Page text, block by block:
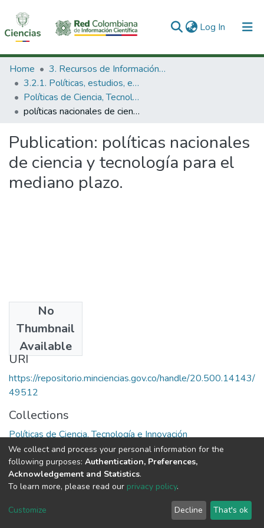
Log In (current)
Communities & Collections
All of DSpace
Statistics
Home
3. Recursos de Información Científica y Tecnológica
3.2.1. Políticas, estudios, evaluaciones e indicadores de CTeI
Políticas de Ciencia, Tecnología e Innovación
políticas nacionales de ciencia y tecnología para el mediano plazo.
Publication: políticas nacionales
de ciencia y tecnología para el
mediano plazo.
No
Thumbnail
Available
1986
URI
https://repositorio.minciencias.gov.co/handle/20.500.14143/
49512
Collections
Políticas de Ciencia, Tecnología e Innovación
Full item page
DSpace software copyright © 2002-2026
Cookie
End User
Agreement
Send
Feedback
We collect and process your personal information for the
following purposes: Authentication, Preferences,
Acknowledgement and Statistics.
To learn more, please read our privacy policy.
Customize Decline That's ok